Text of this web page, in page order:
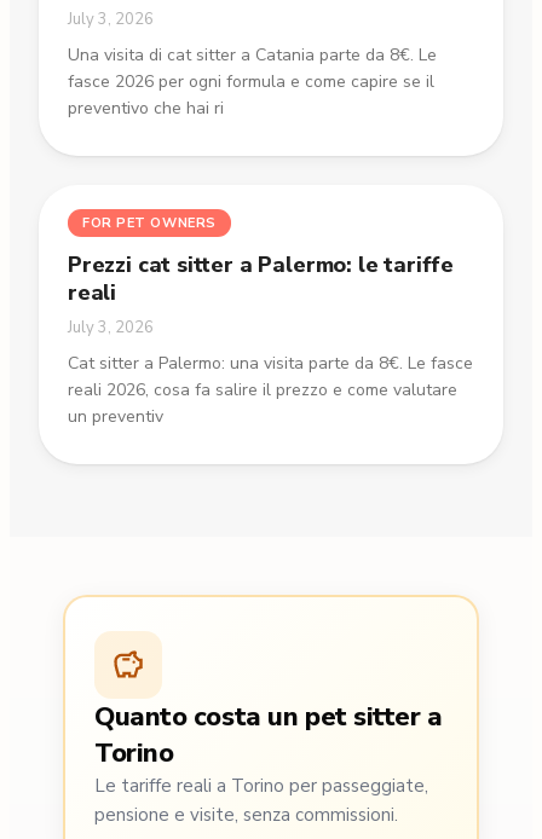
July 3, 2026
Una visita di cat sitter a Catania parte da 8€. Le
fasce 2026 per ogni formula e come capire se il
preventivo che hai ri
FOR PET OWNERS
Prezzi cat sitter a Palermo: le tariffe
reali
July 3, 2026
Cat sitter a Palermo: una visita parte da 8€. Le fasce
reali 2026, cosa fa salire il prezzo e come valutare
un preventiv
Quanto costa un pet sitter a
Torino
Le tariffe reali a Torino per passeggiate,
pensione e visite, senza commissioni.